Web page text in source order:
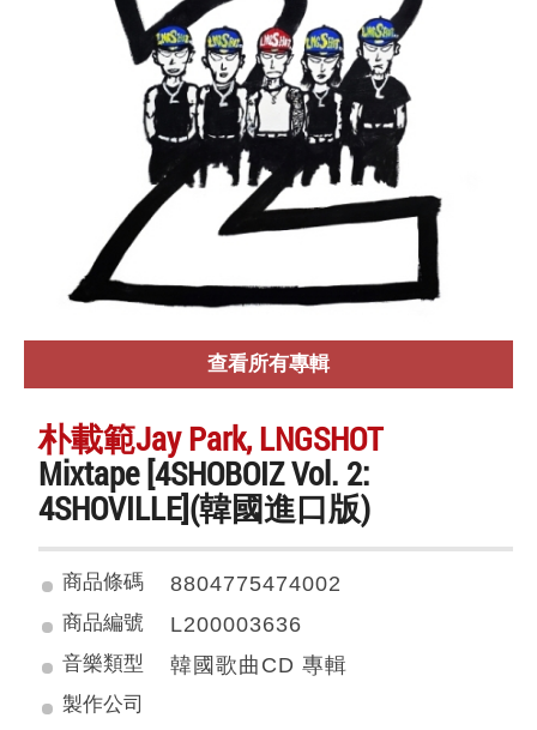
查看所有專輯
朴載範Jay Park, LNGSHOT
Mixtape [4SHOBOIZ Vol. 2:
4SHOVILLE](韓國進口版)
商品條碼 8804775474002
商品編號 L200003636
音樂類型 韓國歌曲CD 專輯
製作公司